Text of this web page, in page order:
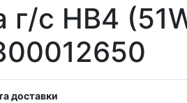
г/с HB4
доставки